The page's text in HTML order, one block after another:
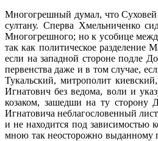
Многогрешный думал, что Суховей
султану. Сперва Хмельниченко
Многогрешного; но к усобице
так как политическое
если на западной стороне подле
первенства даже и в том случае,
Тукальский, митрополит
Игнатович без ведома, воли и
козаком, зашедши на ту сторону
Игнатовича неблагословенный
и не находится под зависимостью
мною так неосторожно выданному